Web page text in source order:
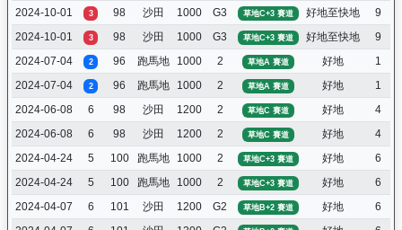
2024-10-01
3 98 沙田 1000 G3 草地C+3 賽道 好地至快地 9
2024-10-01
3 98 沙田 1000 G3 草地C+3 賽道 好地至快地 9
2024-07-04
2 96 跑馬地 1000 2 草地A 賽道 好地 1
2024-07-04
2 96 跑馬地 1000 2 草地A 賽道 好地 1
2024-06-08
6 98 沙田 1200 2 草地C 賽道 好地 4
2024-06-08
6 98 沙田 1200 2 草地C 賽道 好地 4
2024-04-24
5 100 跑馬地 1000 2 草地C+3 賽道 好地 6
2024-04-24
5 100 跑馬地 1000 2 草地C+3 賽道 好地 6
2024-04-07
6 101 沙田 1200 G2 草地B+2 賽道 好地 6